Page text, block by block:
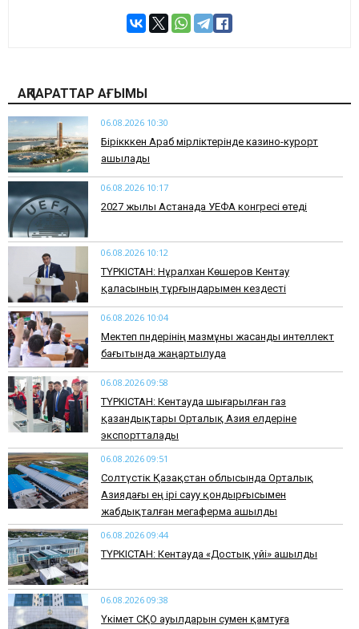
АҚПАРАТТАР АҒЫМЫ
06.08.2026 10:30
Бірікккен Араб әмірліктерінде казино-курорт
ашылады
06.08.2026 10:17
2027 жылы Астанада УЕФА конгресі өтеді
06.08.2026 10:12
ТҮРКІСТАН: Нұралхан Көшеров Кентау
қаласының тұрғындарымен кездесті
06.08.2026 10:04
Мектеп пәндерінің мазмұны жасанды интеллект
бағытында жаңартылуда
06.08.2026 09:58
ТҮРКІСТАН: Кентауда шығарылған газ
қазандықтары Орталық Азия елдеріне
экспортталады
06.08.2026 09:51
Солтүстік Қазақстан облысында Орталық
Азиядағы ең ірі сауу қондырғысымен
жабдықталған мегаферма ашылды
06.08.2026 09:44
ТҮРКІСТАН: Кентауда «Достық үйі» ашылды
06.08.2026 09:38
Үкімет СҚО ауылдарын сумен қамтуға